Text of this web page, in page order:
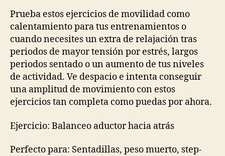
Prueba estos ejercicios de movilidad como
calentamiento para tus entrenamientos o
cuando necesites un extra de relajación tras
periodos de mayor tensión por estrés, largos
periodos sentado o un aumento de tus niveles
de actividad. Ve despacio e intenta conseguir
una amplitud de movimiento con estos
ejercicios tan completa como puedas por ahora.
Ejercicio: Balanceo aductor hacia atrás
Perfecto para: Sentadillas, peso muerto, step-